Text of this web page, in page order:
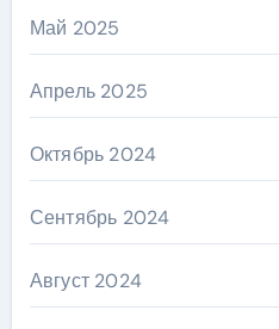
Май 2025
Апрель 2025
Октябрь 2024
Сентябрь 2024
Август 2024